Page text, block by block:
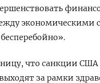
экономическими
что санкции
за рамки